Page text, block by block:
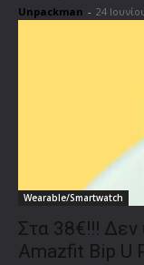
Unpackman - 24
Wearable/Smartwatch
Στα 38€!!!
Amazfit Bip U